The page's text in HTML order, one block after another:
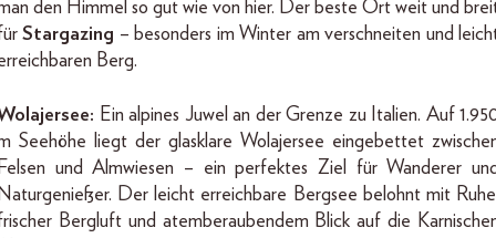
den Himmel so gut wie von hier. Der beste Ort weit und
Stargazing – besonders im Winter am verschneiten und
Berg.
Ein alpines Juwel an der Grenze zu Italien. Auf
Seehöhe liegt der glasklare Wolajersee eingebettet
und Almwiesen – ein perfektes Ziel für Wanderer
Der leicht erreichbare Bergsee belohnt mit
Bergluft und atemberaubendem Blick auf die